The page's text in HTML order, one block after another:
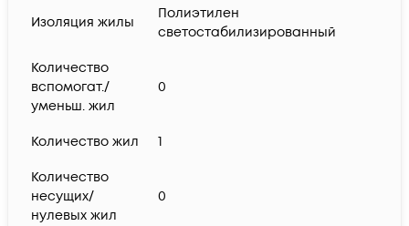
Изоляция жилы
Полиэтилен
светостабилизированный
Количество
вспомогат./
уменьш. жил
0
Количество жил 1
Количество
несущих/
нулевых жил
0